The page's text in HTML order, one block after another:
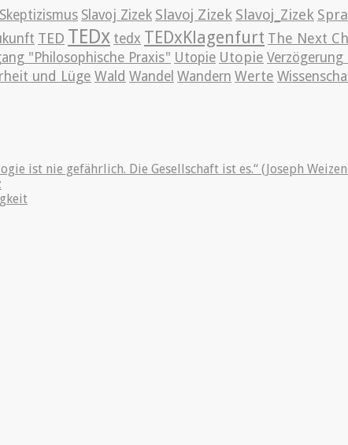
Skeptizismus Slavoj Zizek Slavoj Zizek Slavoj_Zizek
TED TEDx tedx TEDxKlagenfurt The Next
"Philosophische Praxis" Utopie Utopie Verzögerung
und Lüge Wald Wandel Wandern Werte
ist nie gefährlich. Die Gesellschaft ist es.“ (Joseph